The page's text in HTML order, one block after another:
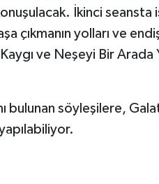
İkinci
çıkmanın yolları ve
ve Neşeyi Bir
bulunan söyleşilere,